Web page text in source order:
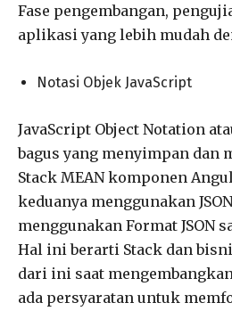
Fase pengembangan,
aplikasi yang lebih mudah
Notasi Objek JavaScript
JavaScript Object Notation
bagus yang menyimpan dan
Stack MEAN komponen
keduanya menggunakan
menggunakan Format JSON
Hal ini berarti Stack dan
dari ini saat
ada persyaratan untuk